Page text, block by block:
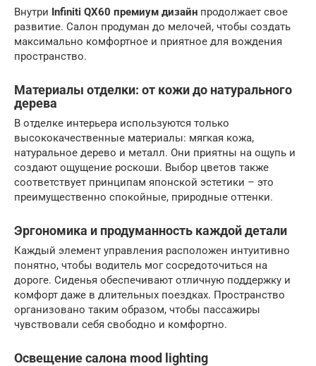
Внутри Infiniti QX60 премиум дизайн продолжает свое
развитие. Салон продуман до мелочей, чтобы создать
максимально комфортное и приятное для вождения
пространство.
Материалы отделки: от кожи до натурального
дерева
В отделке интерьера используются только
высококачественные материалы: мягкая кожа,
натуральное дерево и металл. Они приятны на ощупь и
создают ощущение роскоши. Выбор цветов также
соответствует принципам японской эстетики – это
преимущественно спокойные, природные оттенки.
Эргономика и продуманность каждой детали
Каждый элемент управления расположен интуитивно
понятно, чтобы водитель мог сосредоточиться на
дороге. Сиденья обеспечивают отличную поддержку и
комфорт даже в длительных поездках. Пространство
организовано таким образом, чтобы пассажиры
чувствовали себя свободно и комфортно.
Освещение салона mood lighting